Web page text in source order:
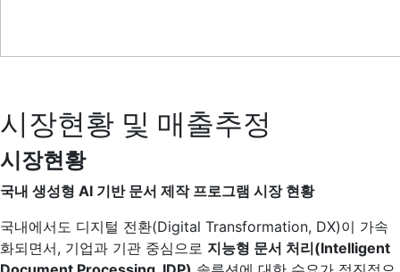
시장현황 및 매출추정
시장현황
국내 생성형 AI 기반 문서 제작 프로그램 시장 현황
국내에서도 디지털 전환(Digital Transformation, DX)이 가속
화되면서, 기업과 기관 중심으로 지능형 문서 처리(Intelligent